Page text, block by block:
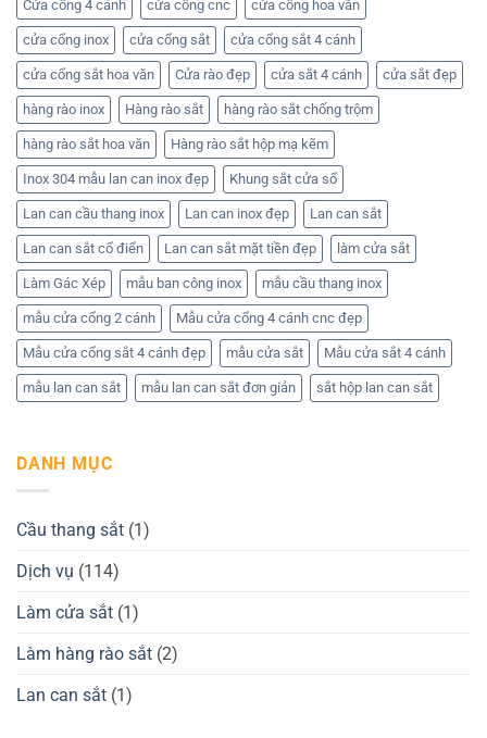
để
nhận
báo
giá
Cửa cổng 4 cánh cửa cổng cnc cửa cổng hoa văn
cửa cổng inox cửa cổng sắt cửa cổng sắt 4 cánh
cửa cổng sắt hoa văn Cửa rào đẹp cửa sắt 4 cánh cửa sắt đẹp
hàng rào inox Hàng rào sắt hàng rào sắt chống trộm
hàng rào sắt hoa văn Hàng rào sắt hộp mạ kẽm
Inox 304 mẫu lan can inox đẹp Khung sắt cửa sổ
Lan can cầu thang inox Lan can inox đẹp Lan can sắt
Lan can sắt cổ điển Lan can sắt mặt tiền đẹp làm cửa sắt
Làm Gác Xép mẫu ban công inox mẫu cầu thang inox
mẫu cửa cổng 2 cánh Mẫu cửa cổng 4 cánh cnc đẹp
Mẫu cửa cổng sắt 4 cánh đẹp mẫu cửa sắt Mẫu cửa sắt 4 cánh
mẫu lan can sắt mẫu lan can sắt đơn giản sắt hộp lan can sắt
DANH MỤC
Cầu thang sắt (1)
Dịch vụ (114)
Làm cửa sắt (1)
Làm hàng rào sắt (2)
Lan can sắt (1)